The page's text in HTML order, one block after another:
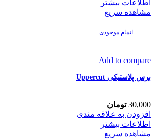
اطلاعات بیشتر
مشاهده سریع
اتمام موجودی
Add to compare
برس پلاستیکی Uppercut
30,000 تومان
افزودن به علاقه مندی
اطلاعات بیشتر
مشاهده سریع